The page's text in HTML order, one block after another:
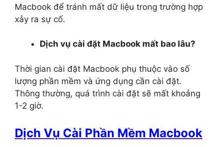
Macbook để tránh mất dữ liệu trong trường hợp
xảy ra sự cố.
Dịch vụ cài đặt Macbook mất bao lâu?
Thời gian cài đặt Macbook phụ thuộc vào số
lượng phần mềm và ứng dụng cần cài đặt.
Thông thường, quá trình cài đặt sẽ mất khoảng
1-2 giờ.
Dịch Vụ Cài Phần Mềm Macbook